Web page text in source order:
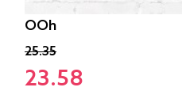
OOh
25.35
23.58